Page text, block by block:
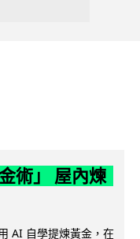
術」 屋內煉
AI 自學提煉黃金，在